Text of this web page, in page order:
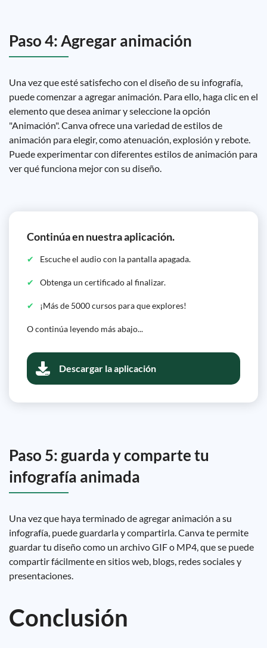
Paso 4: Agregar animación
Una vez que esté satisfecho con el diseño de su infografía,
puede comenzar a agregar animación. Para ello, haga clic en el
elemento que desea animar y seleccione la opción
"Animación". Canva ofrece una variedad de estilos de
animación para elegir, como atenuación, explosión y rebote.
Puede experimentar con diferentes estilos de animación para
ver qué funciona mejor con su diseño.
Continúa en nuestra aplicación.
Escuche el audio con la pantalla apagada.
Obtenga un certificado al finalizar.
¡Más de 5000 cursos para que explores!
O continúa leyendo más abajo...
Descargar la aplicación
Paso 5: guarda y comparte tu
infografía animada
Una vez que haya terminado de agregar animación a su
infografía, puede guardarla y compartirla. Canva te permite
guardar tu diseño como un archivo GIF o MP4, que se puede
compartir fácilmente en sitios web, blogs, redes sociales y
presentaciones.
Conclusión